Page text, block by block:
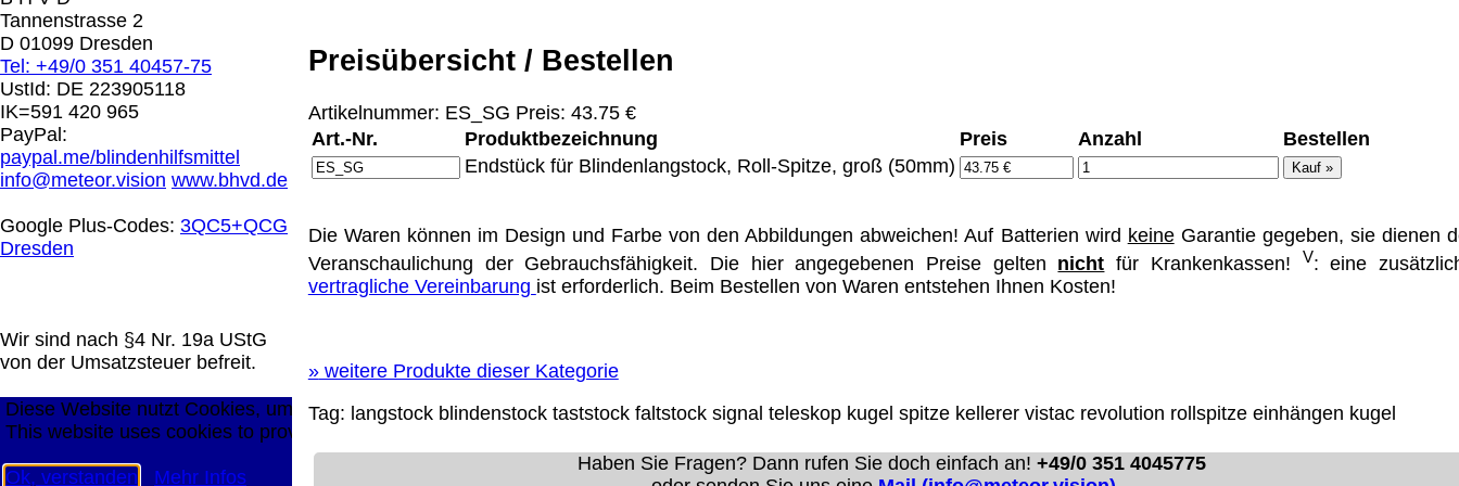
Tannenstrasse 2
D 01099 Dresden
Tel: +49/0 351 40457-75
UstId: DE 223905118
IK=591 420 965
PayPal:
paypal.me/blindenhilfsmittel
info@meteor.vision www.bhvd.de
Google Plus-Codes: 3QC5+QCG
Dresden
Wir sind nach §4 Nr. 19a UStG
von der Umsatzsteuer befreit.
Preisübersicht / Bestellen
Artikelnummer: ES_SG Preis: 43.75 €
Art.-Nr.
Produktbezeichnung Preis Anzahl
Bestellen
Endstück für Blindenlangstock, Roll-Spitze, groß (50mm)
Die Waren können im Design und Farbe von den Abbildungen abweichen! Auf Batterien wird keineGarantie gegeben, sie dienen
Veranschaulichung der Gebrauchsfähigkeit. Die hier angegebenen Preise gelten nicht für Krankenkassen! V: eine
vertragliche Vereinbarung ist erforderlich. Beim Bestellen von Waren entstehen Ihnen Kosten!
»weitere Produkte dieser Kategorie
Tag: langstockblindenstocktaststockfaltstocksignal teleskopkugel spitzekellerervistacrevolution rollspitze einhängen kugel
Haben Sie Fragen? Dann rufen Sie doch einfach an! +49/0 351 4045775
Die in diesem Dokument genannten Warenzeichen sind Eigentum der jeweiligen Firmen. Preisänderungen, Irrtümer und
technische Änderungen vorbehalten.
letzte Änderung: 10. März 2026 Blinden Hilfsmittel Vertrieb Dresden,
Mit einem Urteil vom 12.05.1998 - 312 O 85/98 - Haftung für Links hat das Landgericht Hamburg entschieden, dass man durch
die Anbringung eines Links, die Inhalte der gelinkten Seite ggf. mit zu verantworten hat. Dieses kann nur dadurch verhindert
werden, dass man sich ausdrücklich von diesen Inhalten distanziert. Hiermit distanzieren wir uns ausdrücklich von allen Inhalten,
aller gelinkten Seiten auf unserer Homepage und machen uns diese Inhalte nicht zu eigen. Diese Erklärung gilt für alle auf
unserer Homepage angebrachten Links.
Die Europäische Kommission stellt eine Plattform zur Online-Streitbeilegung (OS) bereit. Die Plattform finden Sie unter
Seitenanfang
Impressum AGB
große Anzeige Schließen X
Diese Website nutzt Cookies, um bestmögliche Funktionalität bieten zu können.
This website uses cookies to provide the best possible functionality.
Ok, verstanden Mehr Infos